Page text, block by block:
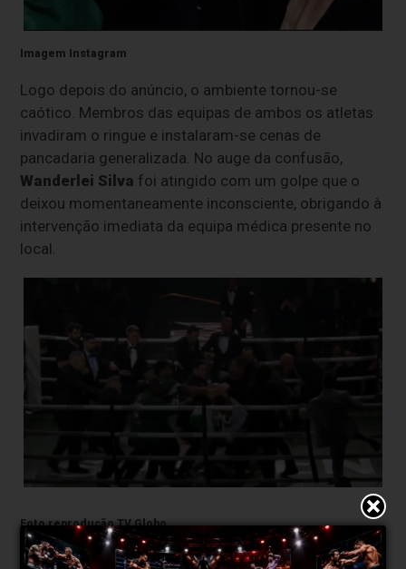
Imagem Instagram
Logo depois do anúncio, o ambiente tornou-se
caótico. Membros das equipas de ambos os atletas
invadiram o ringue e instalaram-se cenas de
pancadaria generalizada. No auge da confusão,
Wanderlei Silva foi atingido com um golpe que o
deixou momentaneamente inconsciente, obrigando à
intervenção imediata da equipa médica presente no
local.
Foto reprodução TV Globo
O veterano de 49 anos acabou por ser retirado em